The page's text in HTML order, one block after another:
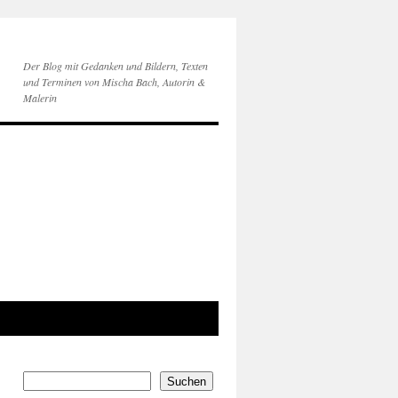
Der Blog mit Gedanken und Bildern, Texten
und Terminen von Mischa Bach, Autorin &
Malerin
Suchen